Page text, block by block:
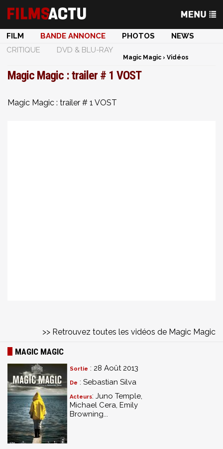
FILM BANDE ANNONCE PHOTOS
NEWS
CRITIQUE
DVD & BLU-RAY
Magic Magic › Vidéos
Magic Magic : trailer # 1 VOST
Magic Magic : trailer # 1 VOST
>> Retrouvez toutes les vidéos de Magic Magic
MAGIC MAGIC
Sortie : 28 Août 2013
De : Sebastian Silva
Acteurs: Juno Temple,
Michael Cera, Emily
Browning...